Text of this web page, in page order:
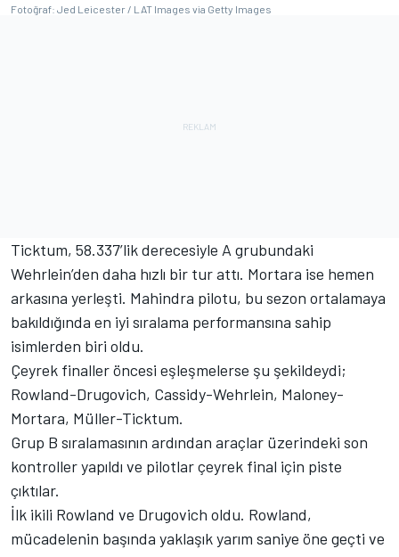
Fotoğraf: Jed Leicester / LAT Images via Getty Images
Ticktum, 58.337’lik derecesiyle A grubundaki
Wehrlein’den daha hızlı bir tur attı. Mortara ise hemen
arkasına yerleşti. Mahindra pilotu, bu sezon ortalamaya
bakıldığında en iyi sıralama performansına sahip
isimlerden biri oldu.
Çeyrek finaller öncesi eşleşmelerse şu şekildeydi;
Rowland-Drugovich, Cassidy-Wehrlein, Maloney-
Mortara, Müller-Ticktum.
Grup B sıralamasının ardından araçlar üzerindeki son
kontroller yapıldı ve pilotlar çeyrek final için piste
çıktılar.
İlk ikili Rowland ve Drugovich oldu. Rowland,
mücadelenin başında yaklaşık yarım saniye öne geçti ve